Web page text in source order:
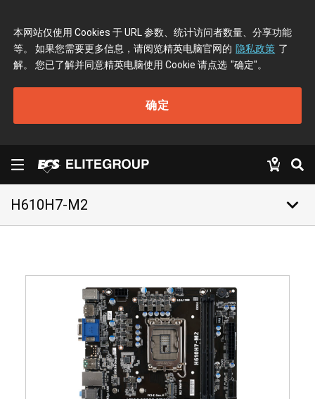
本网站仅使用 Cookies 于 URL 参数、统计访问者数量、分享功能
等。 如果您需要更多信息，请阅览精英电脑官网的 隐私政策 了
解。 您已了解并同意精英电脑使用 Cookie 请点选 "确定"。
确定
H610H7-M2 keyboard_arrow_down